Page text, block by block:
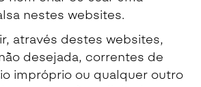
nestes websites.
através destes websites,
desejada, correntes de
impróprio ou qualquer outro